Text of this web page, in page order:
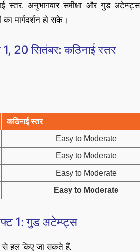
अनुभागवार समीक्षा और गुड
मार्गदर्शन हो सके।
20 सितंबर: कठिनाई स्तर
कठिनाई स्तर
Easy to Moderate
Easy to Moderate
Easy to Moderate
Easy to Moderate
1: गुड अटेम्प्ट्स
हल किए जा सकते हैं.